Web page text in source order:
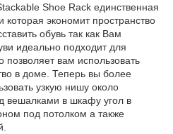
Shoe Rack единственная
экономит пространство
обувь так как Вам
идеально подходит для
вам использовать
в доме. Теперь вы более
узкую нишу около
вешалками в шкафу угол в
под потолком а также